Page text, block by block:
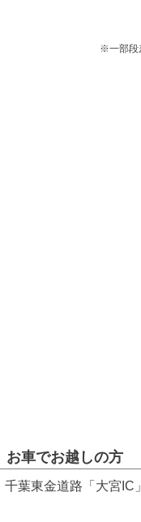
※一部段
お車でお越しの方
千葉東金道路「大宮IC